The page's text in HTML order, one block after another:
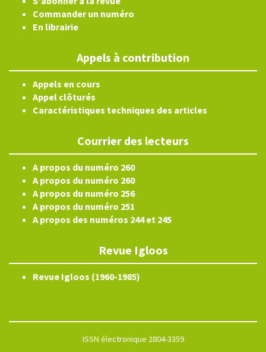
Commander un numéro
En librairie
Appels à contribution
Appels en cours
Appel clôturés
Caractéristiques techniques des articles
Courrier des lecteurs
A propos du numéro 260
A propos du numéro 260
A propos du numéro 256
A propos du numéro 251
A propos des numéros 244 et 245
Revue Igloos
Revue Igloos (1960-1985)
ISSN électronique 2804-3359